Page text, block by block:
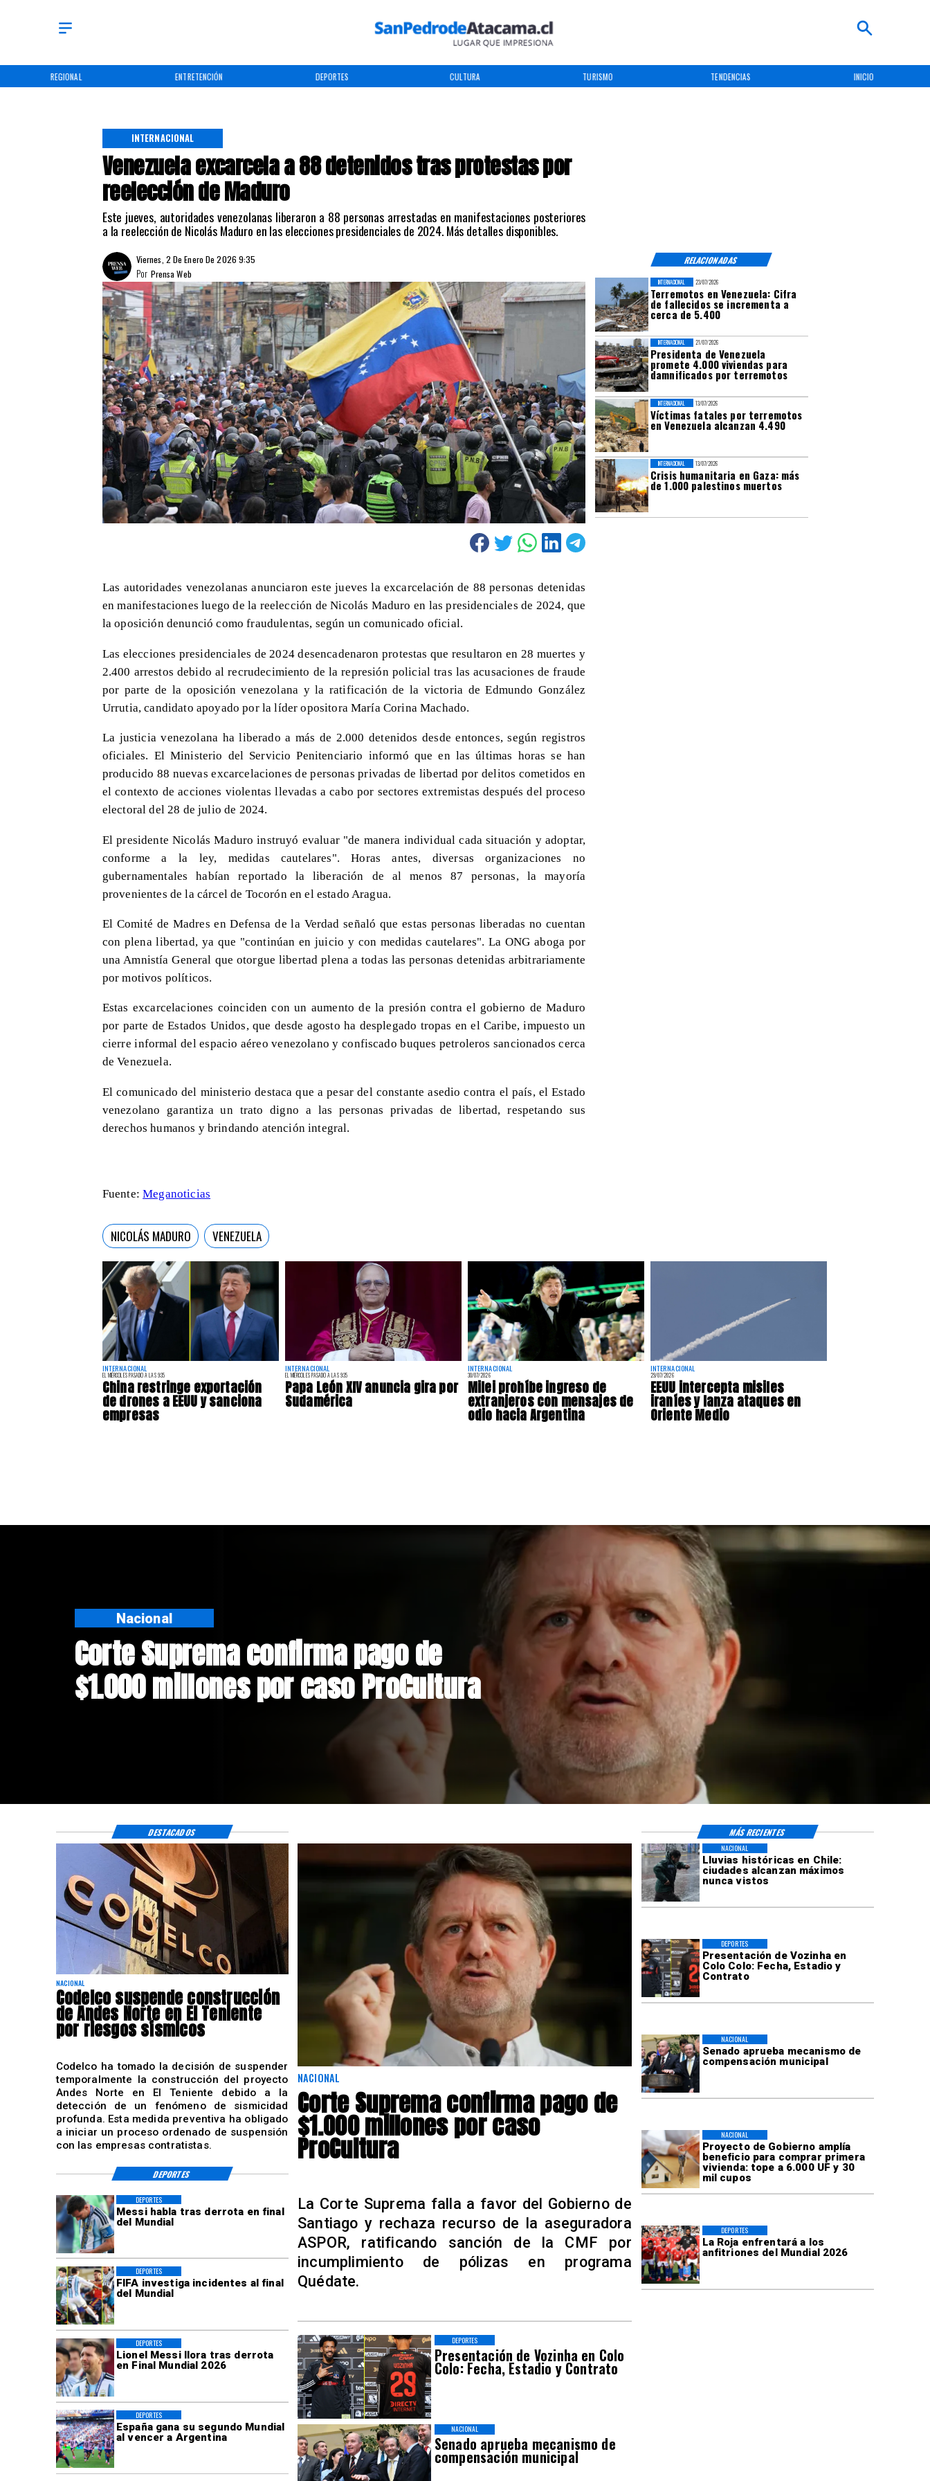
REGIONAL ENTRETENCIÓN DEPORTES CULTURA TURISMO TENDENCIAS INICIO
Venezuela excarcela a 88 detenidos tras protestas por
reelección de Maduro
Este jueves, autoridades venezolanas liberaron a 88 personas arrestadas en manifestaciones posteriores
a la reelección de Nicolás Maduro en las elecciones presidenciales de 2024. Más detalles disponibles.
INTERNACIONAL
RELACIONADAS
Viernes, 2 De Enero De 2026 9:35
Prensa Web
Por
INTERNACIONAL
EL MIÉRCOLES PASADO A LAS 9:35
China restringe exportación
de drones a EEUU y sanciona
empresas
INTERNACIONAL
EL MIÉRCOLES PASADO A LAS 9:35
Papa León XIV anuncia gira por
Sudamérica
INTERNACIONAL
30/07/2026
Milei prohíbe ingreso de
extranjeros con mensajes de
odio hacia Argentina
INTERNACIONAL
29/07/2026
EEUU intercepta misiles
iraníes y lanza ataques en
Oriente Medio
23/07/2026
Terremotos en Venezuela: Cifra
de fallecidos se incrementa a
cerca de 5.400
INTERNACIONAL
21/07/2026
Presidenta de Venezuela
promete 4.000 viviendas para
damnificados por terremotos
INTERNACIONAL
13/07/2026
Víctimas fatales por terremotos
en Venezuela alcanzan 4.490
INTERNACIONAL
13/07/2026
Crisis humanitaria en Gaza: más
de 1.000 palestinos muertos
INTERNACIONAL
Las autoridades venezolanas anunciaron este jueves la excarcelación de 88 personas detenidas
en manifestaciones luego de la reelección de Nicolás Maduro en las presidenciales de 2024, que
la oposición denunció como fraudulentas, según un comunicado oficial.
Las elecciones presidenciales de 2024 desencadenaron protestas que resultaron en 28 muertes y
2.400 arrestos debido al recrudecimiento de la represión policial tras las acusaciones de fraude
por parte de la oposición venezolana y la ratificación de la victoria de Edmundo González
Urrutia, candidato apoyado por la líder opositora María Corina Machado.
La justicia venezolana ha liberado a más de 2.000 detenidos desde entonces, según registros
oficiales. El Ministerio del Servicio Penitenciario informó que en las últimas horas se han
producido 88 nuevas excarcelaciones de personas privadas de libertad por delitos cometidos en
el contexto de acciones violentas llevadas a cabo por sectores extremistas después del proceso
electoral del 28 de julio de 2024.
El presidente Nicolás Maduro instruyó evaluar "de manera individual cada situación y adoptar,
conforme a la ley, medidas cautelares". Horas antes, diversas organizaciones no
gubernamentales habían reportado la liberación de al menos 87 personas, la mayoría
provenientes de la cárcel de Tocorón en el estado Aragua.
El Comité de Madres en Defensa de la Verdad señaló que estas personas liberadas no cuentan
con plena libertad, ya que "continúan en juicio y con medidas cautelares". La ONG aboga por
una Amnistía General que otorgue libertad plena a todas las personas detenidas arbitrariamente
por motivos políticos.
Estas excarcelaciones coinciden con un aumento de la presión contra el gobierno de Maduro
por parte de Estados Unidos, que desde agosto ha desplegado tropas en el Caribe, impuesto un
cierre informal del espacio aéreo venezolano y confiscado buques petroleros sancionados cerca
de Venezuela.
El comunicado del ministerio destaca que a pesar del constante asedio contra el país, el Estado
venezolano garantiza un trato digno a las personas privadas de libertad, respetando sus
derechos humanos y brindando atención integral.
Fuente:Meganoticias
NICOLÁS MADURO VENEZUELA
Codelco suspende construcción de
Andes Norte en El Teniente por
Nacional
Lluvias históricas en Chile:
ciudades alcanzan máximos
nunca vistos
NACIONAL
Presentación de Vozinha en
Colo Colo: Fecha, Estadio y
Contrato
DEPORTES
Senado aprueba mecanismo de
compensación municipal
NACIONAL
Proyecto de Gobierno amplía
beneficio para comprar primera
vivienda: tope a 6.000 UF y 30
mil cupos
NACIONAL
La Roja enfrentará a los
anfitriones del Mundial 2026
DEPORTES
Messi habla tras derrota en final
del Mundial
DEPORTES
FIFA investiga incidentes al final
del Mundial
DEPORTES
Lionel Messi llora tras derrota
en Final Mundial 2026
DEPORTES
España gana su segundo Mundial
al vencer a Argentina
DEPORTES
Presentación de Vozinha en Colo
Colo: Fecha, Estadio y Contrato
DEPORTES
Senado aprueba mecanismo de
compensación municipal
NACIONAL
NACIONAL
Codelco suspende construcción
de Andes Norte en El Teniente
por riesgos sísmicos
Codelco ha tomado la decisión de suspender
temporalmente la construcción del proyecto
Andes Norte en El Teniente debido a la
detección de un fenómeno de sismicidad
profunda. Esta medida preventiva ha obligado
a iniciar un proceso ordenado de suspensión
con las empresas contratistas.
NACIONAL
Corte Suprema confirma pago de
$1.000 millones por caso
ProCultura
La Corte Suprema falla a favor del Gobierno de
Santiago y rechaza recurso de la aseguradora
ASPOR, ratificando sanción de la CMF por
incumplimiento de pólizas en programa
Quédate.
DESTACADOS MÁS RECIENTES
DEPORTES